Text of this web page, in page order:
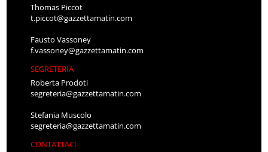
Thomas Piccot
t.piccot@gazzettamatin.com
Fausto Vassoney
f.vassoney@gazzettamatin.com
SEGRETERIA
Roberta Prodoti
segreteria@gazzettamatin.com
Stefania Muscolo
segreteria@gazzettamatin.com
CONTATTACI